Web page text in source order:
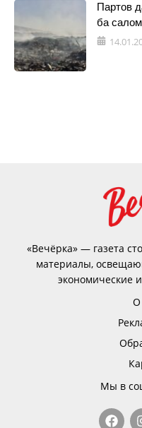
Партов
ба
«Вечёрка» — газета
материалы,
экономические
О
Мы в